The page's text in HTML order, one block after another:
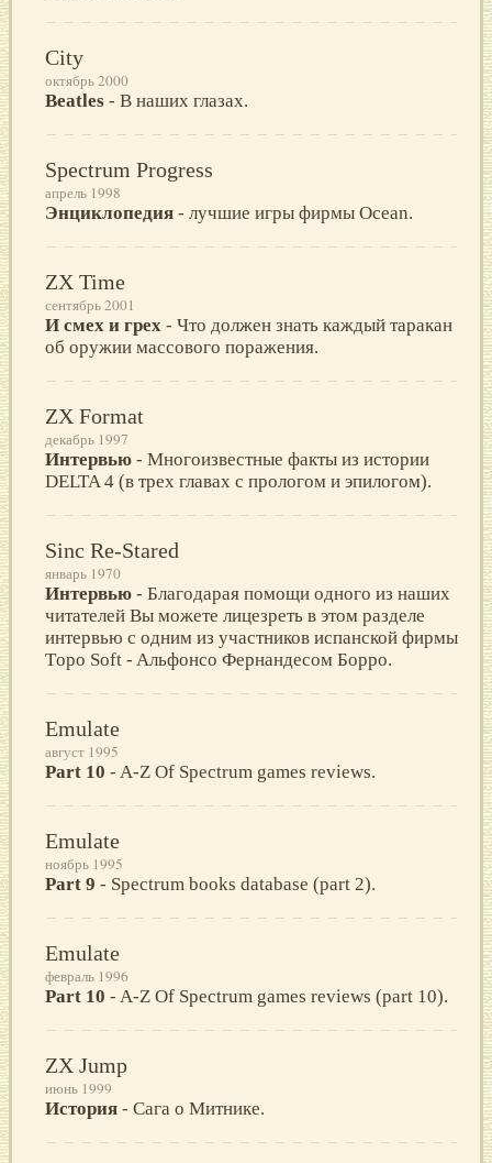
City
октябрь 2000
Beatles - В наших глазах.
Spectrum Progress
апрель 1998
Энциклопедия - лучшие игры фирмы Ocean.
ZX Time
сентябрь 2001
И смех и грех - Что должен знать каждый таракан
об оружии массового поражения.
ZX Format
декабрь 1997
Интервью - Многоизвестные факты из истории
DELTA 4 (в трeх главах c прoлoгoм и эпилoгoм).
Sinc Re-Stared
январь 1970
Интервью - Блaгодaрaя помощи одного из нaшиx
читaтeлeй Вы можeтe лицeзрeть в этом рaздeлe
интeрвью с одним из учaстников испaнской фирмы
Tоро Sоft - Aльфонсо Фeрнaндeсом Борро.
Emulate
август 1995
Part 10 - A-Z Of Spectrum games reviews.
Emulate
ноябрь 1995
Part 9 - Spectrum books database (part 2).
Emulate
февраль 1996
Part 10 - A-Z Of Spectrum games reviews (part 10).
ZX Jump
июнь 1999
История - Сага о Митнике.